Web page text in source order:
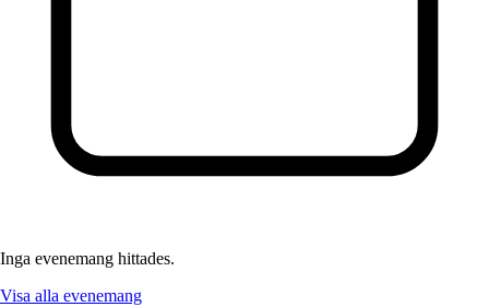
Inga evenemang hittades.
Visa alla evenemang